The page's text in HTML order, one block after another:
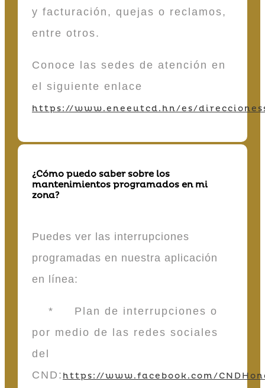
y facturación, quejas o reclamos,
entre otros.
Conoce las sedes de atención en
el siguiente enlace
https://www.eneeutcd.hn/es/
¿Cómo puedo saber sobre los
mantenimientos programados en mi
zona?
Puedes ver las interrupciones
programadas en nuestra aplicación
en línea:
* Plan de interrupciones o
por medio de las redes sociales
del
CND: https://www.facebook.com/